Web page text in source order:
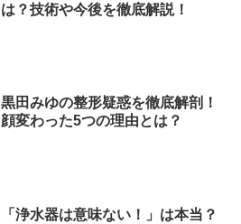
は？技術や今後を徹底解説！
黒田みゆの整形疑惑を徹底解剖！
顔変わった5つの理由とは？
「浄水器は意味ない！」は本当？